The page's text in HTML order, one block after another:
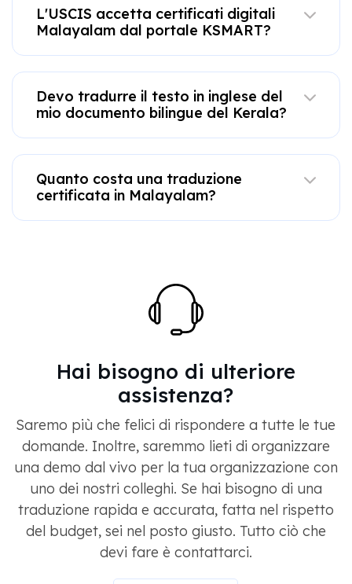
L'USCIS accetta certificati digitali
Malayalam dal portale KSMART?
Devo tradurre il testo in inglese del
mio documento bilingue del Kerala?
Quanto costa una traduzione
certificata in Malayalam?
Hai bisogno di ulteriore
assistenza?
Saremo più che felici di rispondere a tutte le tue
domande. Inoltre, saremmo lieti di organizzare
una demo dal vivo per la tua organizzazione con
uno dei nostri colleghi. Se hai bisogno di una
traduzione rapida e accurata, fatta nel rispetto
del budget, sei nel posto giusto. Tutto ciò che
devi fare è contattarci.